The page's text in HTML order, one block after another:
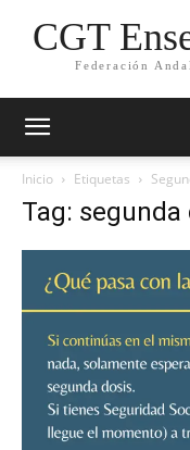
CGT
Federación
Inicio Etiquetas
Tag: segunda